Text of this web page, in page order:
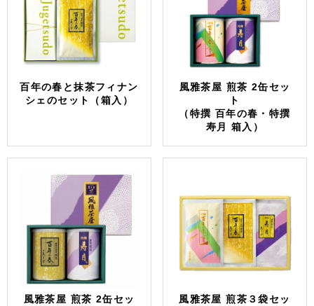
百年の春と抹茶フィナン
シェのセット（箱入）
風雅茶屋 煎茶 2缶セッ
ト
（特撰 百年の春・特撰
寿月 箱入）
風雅茶屋 煎茶 2缶セッ
風雅茶屋 煎茶３袋セッ